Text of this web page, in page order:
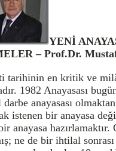
YENİ
– Prof.Dr.
tarihinin en kritik ve
1982 Anayasası
anayasası
istenen bir anayasa
anayasa
ne de bir ihtilal